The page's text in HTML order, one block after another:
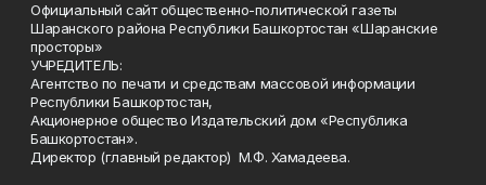
Официальный сайт общественно-политической газеты
Шаранского района Республики Башкортостан «Шаранские
просторы»
УЧРЕДИТЕЛЬ:
Агентство по печати и средствам массовой информации
Республики Башкортостан,
Акционерное общество Издательский дом «Республика
Башкортостан».
Директор (главный редактор) М.Ф. Хамадеева.